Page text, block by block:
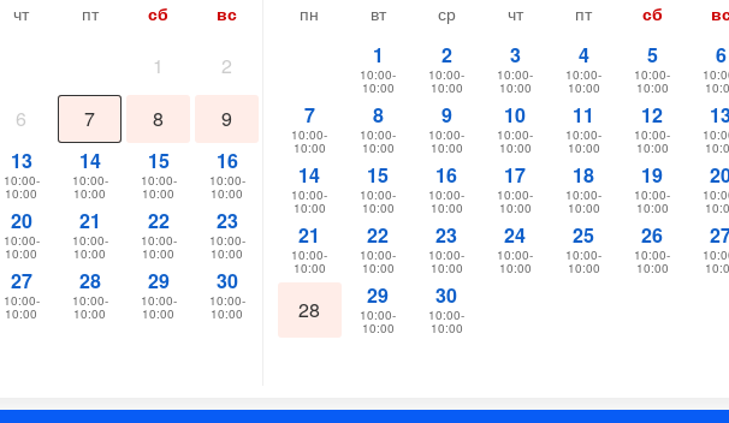
чт пт сб вс
1
2
6 7 8 9
13
10:00-
10:00
14
10:00-
10:00
15
10:00-
10:00
16
10:00-
10:00
20
10:00-
10:00
21
10:00-
10:00
22
10:00-
10:00
23
10:00-
10:00
27
10:00-
10:00
28
10:00-
10:00
29
10:00-
10:00
30
10:00-
10:00
пн вт ср чт пт сб
1
10:00-
10:00
2
10:00-
10:00
3
10:00-
10:00
4
10:00-
10:00
5
10:00-
10:00
6
7
10:00-
10:00
8
10:00-
10:00
9
10:00-
10:00
10
10:00-
10:00
11
10:00-
10:00
12
10:00-
10:00
14
10:00-
10:00
15
10:00-
10:00
16
10:00-
10:00
17
10:00-
10:00
18
10:00-
10:00
19
10:00-
10:00
21
10:00-
10:00
22
10:00-
10:00
23
10:00-
10:00
24
10:00-
10:00
25
10:00-
10:00
26
10:00-
10:00
28
29
10:00-
10:00
30
10:00-
10:00